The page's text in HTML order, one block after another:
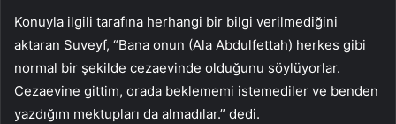
Konuyla ilgili tarafına herhangi bir bilgi verilmediğini
aktaran Suveyf, “Bana onun (Ala Abdulfettah) herkes gibi
normal bir şekilde cezaevinde olduğunu söylüyorlar.
Cezaevine gittim, orada beklememi istemediler ve benden
yazdığım mektupları da almadılar.” dedi.